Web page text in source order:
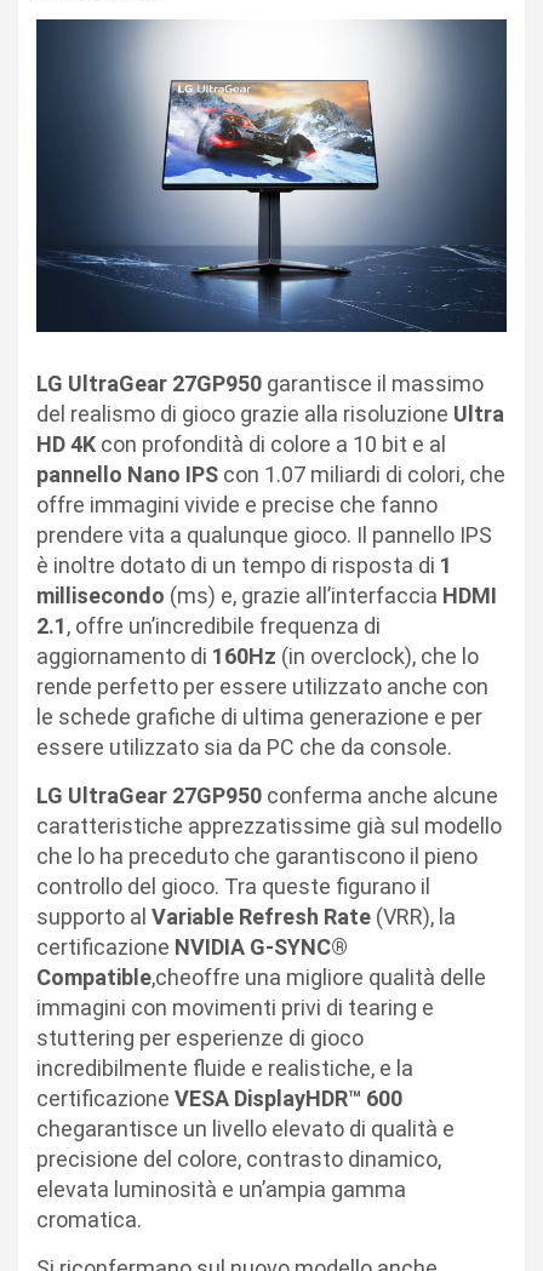
LG UltraGear 27GP950 garantisce il massimo
del realismo di gioco grazie alla risoluzione Ultra
HD 4K con profondità di colore a 10 bit e al
pannello Nano IPS con 1.07 miliardi di colori, che
offre immagini vivide e precise che fanno
prendere vita a qualunque gioco. Il pannello IPS
è inoltre dotato di un tempo di risposta di 1
millisecondo (ms) e, grazie all’interfaccia HDMI
2.1, offre un’incredibile frequenza di
aggiornamento di 160Hz (in overclock), che lo
rende perfetto per essere utilizzato anche con
le schede grafiche di ultima generazione e per
essere utilizzato sia da PC che da console.
LG UltraGear 27GP950 conferma anche alcune
caratteristiche apprezzatissime già sul modello
che lo ha preceduto che garantiscono il pieno
controllo del gioco. Tra queste figurano il
supporto al Variable Refresh Rate (VRR), la
certificazione NVIDIA G-SYNC®
Compatible,cheoffre una migliore qualità delle
immagini con movimenti privi di tearing e
stuttering per esperienze di gioco
incredibilmente fluide e realistiche, e la
certificazione VESA DisplayHDR™ 600
chegarantisce un livello elevato di qualità e
precisione del colore, contrasto dinamico,
elevata luminosità e un’ampia gamma
cromatica.